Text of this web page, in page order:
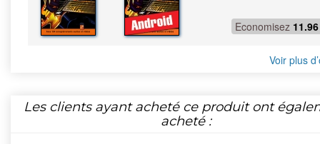
Economisez 11.96
Voir plus
Les clients ayant acheté ce produit ont
acheté :